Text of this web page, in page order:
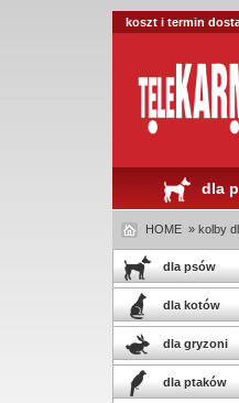
koszt i termin
dla
HOME » kolby
dla psów
dla kotów
dla gryzoni
dla ptaków